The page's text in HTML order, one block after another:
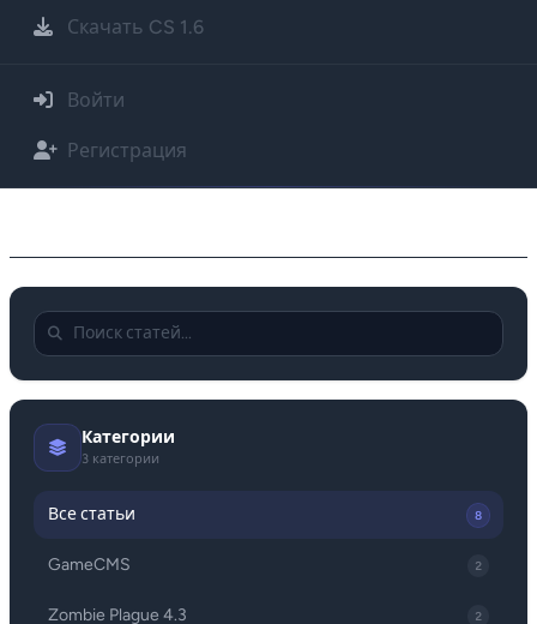
Скачать CS 1.6
Войти
Регистрация
Категории
3 категории
Все статьи 8
GameCMS 2
Zombie Plague 4.3 2